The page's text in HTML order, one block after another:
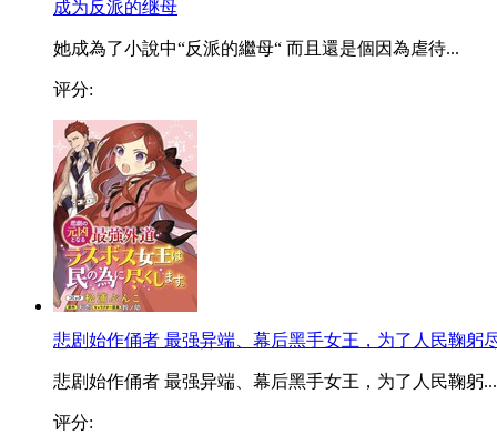
成为反派的继母
她成為了小說中“反派的繼母“ 而且還是個因為虐待...
评分:
悲剧始作俑者 最强异端、幕后黑手女王，为了人民鞠躬
悲剧始作俑者 最强异端、幕后黑手女王，为了人民鞠躬...
评分: